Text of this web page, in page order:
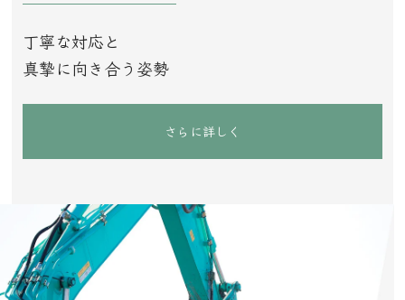
丁寧な対応と
真摯に向き合う姿勢
さらに詳しく